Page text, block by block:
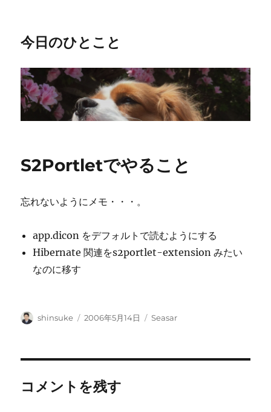
今日のひとこと
S2Portletでやること
忘れないようにメモ・・・。
app.dicon をデフォルトで読むようにする
Hibernate 関連をs2portlet-extension みたい
なのに移す
投
shinsuke
投
2006年5月14日
カ
Seasar
コメントを残す